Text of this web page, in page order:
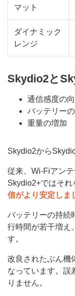
マット
ダイナミック
レンジ
Skydio2と
通信感度の
バッテリー
重量の増加
Skydio2から
従来、Wi-Fiアンテ
Skydio2+ではそれ
信がより安定しま
バッテリーの持続
行時間が若干増え
す。
改良されたぶん機
なっています。誤
りません。